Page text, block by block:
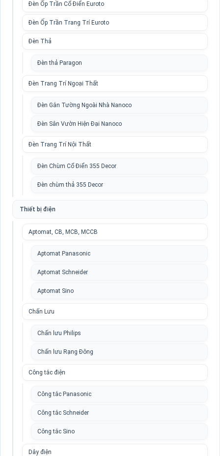
Đèn Ốp Trần Cổ Điển Euroto
Đèn Ốp Trần Trang Trí Euroto
Đèn Thả
Đèn thả Paragon
Đèn Trang Trí Ngoại Thất
Đèn Gắn Tường Ngoài Nhà Nanoco
Đèn Sân Vườn Hiện Đại Nanoco
Đèn Trang Trí Nội Thất
Đèn Chùm Cổ Điển 355 Decor
Đèn chùm thả 355 Decor
Thiết bị điện
Aptomat, CB, MCB, MCCB
Aptomat Panasonic
Aptomat Schneider
Aptomat Sino
Chấn Lưu
Chấn lưu Philips
Chấn lưu Rạng Đông
Công tắc điện
Công tắc Panasonic
Công tắc Schneider
Công tắc Sino
Dây điện